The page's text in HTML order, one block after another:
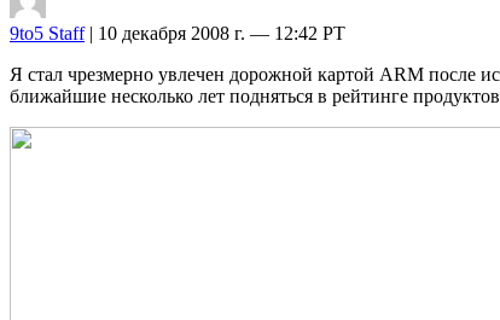
9to5 Staff| 10 декабря 2008 г. — 12:42 PT
Я стал чрезмерно увлечен дорожной картой ARM после
ближайшие несколько лет подняться в рейтинге